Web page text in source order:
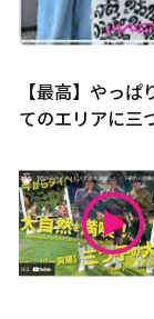
【最高】やっ
てのエリアに三